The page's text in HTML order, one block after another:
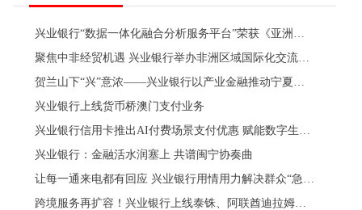
兴业银行“数据一体化融合分析服务平台”荣获《亚洲银行家》奖项
聚焦中非经贸机遇 兴业银行举办非洲区域国际化交流活动
贺兰山下“兴”意浓——兴业银行以产业金融推动宁夏发展向新向绿
兴业银行上线货币桥澳门支付业务
兴业银行信用卡推出AI付费场景支付优惠 赋能数字生活新生态
兴业银行：金融活水润塞上 共谱闽宁协奏曲
让每一通来电都有回应 兴业银行用情用力解决群众“急难愁盼”
跨境服务再扩容！兴业银行上线泰铢、阿联酋迪拉姆业务